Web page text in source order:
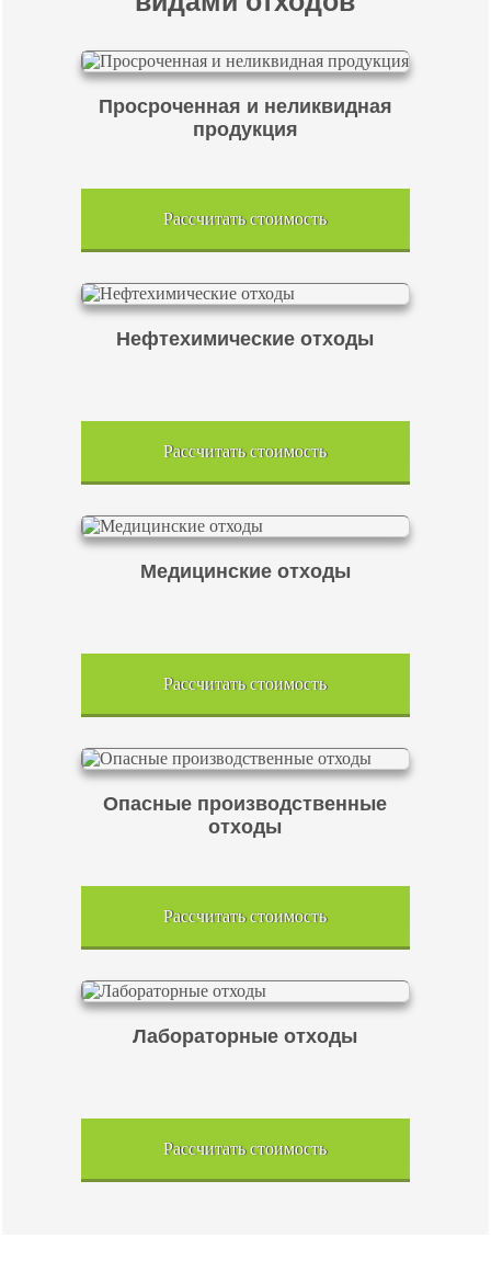
Просроченная и неликвидная
продукция
Рассчитать стоимость
Нефтехимические отходы
Рассчитать стоимость
Медицинские отходы
Рассчитать стоимость
Опасные производственные
отходы
Рассчитать стоимость
Лабораторные отходы
Рассчитать стоимость